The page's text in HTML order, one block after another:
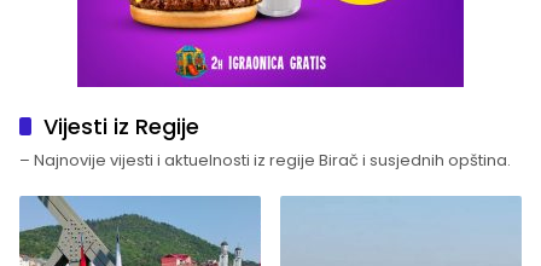
Vijesti iz Regije
– Najnovije vijesti i aktuelnosti iz regije Birač i susjednih opština.